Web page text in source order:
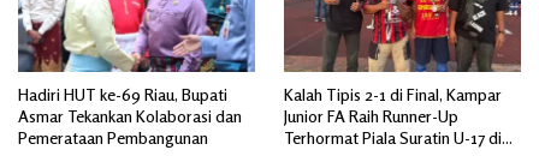
Hadiri HUT ke-69 Riau, Bupati
Asmar Tekankan Kolaborasi dan
Pemerataan Pembangunan
Kalah Tipis 2-1 di Final, Kampar
Junior FA Raih Runner-Up
Terhormat Piala Suratin U-17 di